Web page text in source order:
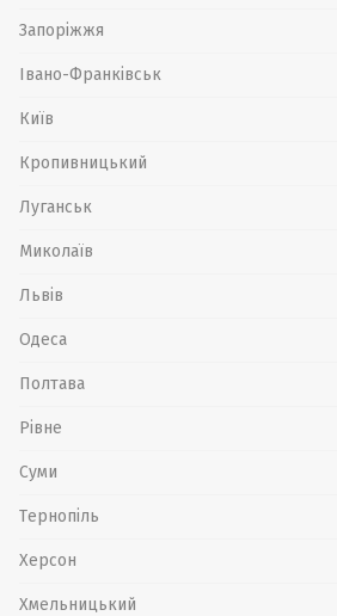
Запоріжжя
Івано-Франківськ
Київ
Кропивницький
Луганськ
Миколаїв
Львів
Одеса
Полтава
Рівне
Суми
Тернопіль
Херсон
Хмельницький